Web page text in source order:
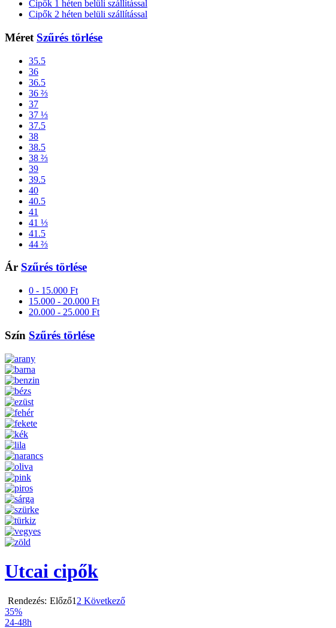
Cipők 1 héten belüli szállítással
Cipők 2 héten belüli szállítással
Méret Szűrés törlése
35.5
36
36.5
36 ⅔
37
37 ⅓
37.5
38
38.5
38 ⅔
39
39.5
40
40.5
41
41 ⅓
41.5
44 ⅔
Ár Szűrés törlése
0 - 15.000 Ft
15.000 - 20.000 Ft
20.000 - 25.000 Ft
Szín Szűrés törlése
Utcai cipők
Rendezés: Előző1 2 Következő
35%
24-48h